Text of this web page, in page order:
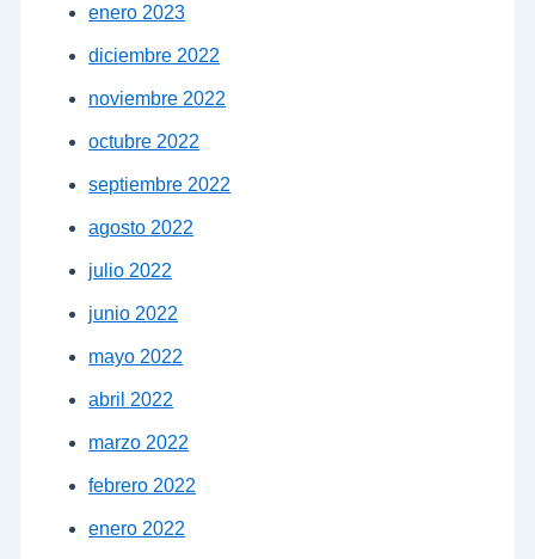
enero 2023
diciembre 2022
noviembre 2022
octubre 2022
septiembre 2022
agosto 2022
julio 2022
junio 2022
mayo 2022
abril 2022
marzo 2022
febrero 2022
enero 2022